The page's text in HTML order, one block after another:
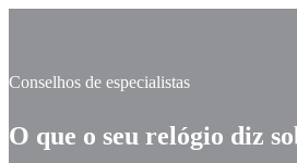
Conselhos de especialistas
O que o seu relógio diz